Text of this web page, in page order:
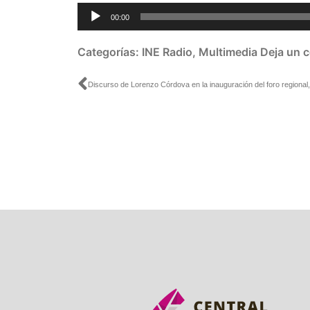
Reproductor
de
audio
00:00
Categorías: INE Radio, Multimedia Deja un
Ant